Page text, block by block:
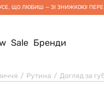
ЩО ЛЮБИШ — ЗІ ЗНИЖКОЮ!
Sale Бренди
Рутина Догляд за